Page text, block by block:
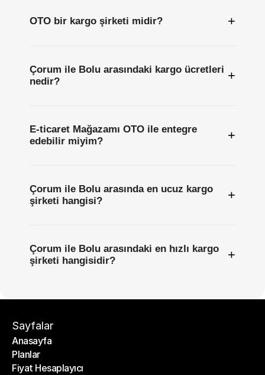
OTO bir kargo şirketi midir? +
Çorum ile Bolu arasındaki kargo ücretleri
nedir?
+
E-ticaret Mağazamı OTO ile entegre
edebilir miyim?
+
Çorum ile Bolu arasında en ucuz kargo
şirketi hangisi?
+
Çorum ile Bolu arasındaki en hızlı kargo
şirketi hangisidir?
+
Sayfalar
Anasayfa
Anasayfa
Planlar
Planlar
Fiyat Hesaplayıcı